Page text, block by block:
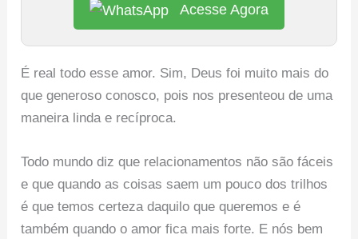
Acesse Agora
É real todo esse amor. Sim, Deus foi muito mais do
que generoso conosco, pois nos presenteou de uma
maneira linda e recíproca.
Todo mundo diz que relacionamentos não são fáceis
e que quando as coisas saem um pouco dos trilhos
é que temos certeza daquilo que queremos e é
também quando o amor fica mais forte. E nós bem